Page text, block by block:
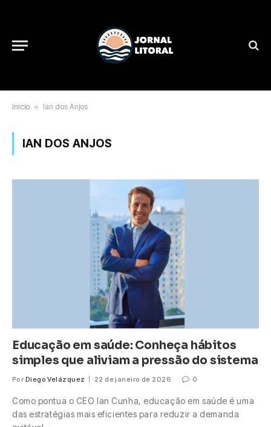
Início » Ian dos Anjos
IAN DOS ANJOS
Educação em saúde: Conheça hábitos
simples que aliviam a pressão do sistema
Por Diego Velázquez 22 de janeiro de 2026 0
Como pontua o CEO Ian Cunha, educação em saúde é uma
das estratégias mais eficientes para reduzir a demanda